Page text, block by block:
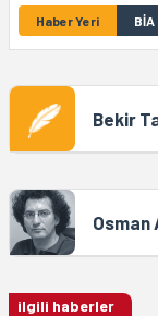
Haber Yeri
Bekir
Osman
ilgili haberler